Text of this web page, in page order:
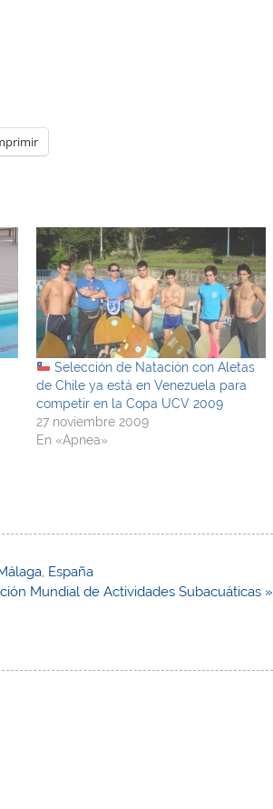
Selección de Natación con Aletas
de Chile ya está en Venezuela para
competir en la Copa UCV 2009
27 noviembre 2009
En «Apnea»
España
Mundial de Actividades Subacuáticas »